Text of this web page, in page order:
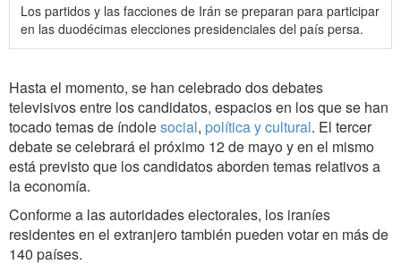
Los partidos y las facciones de Irán se preparan para participar
en las duodécimas elecciones presidenciales del país persa.
Hasta el momento, se han celebrado dos debates
televisivos entre los candidatos, espacios en los que se han
tocado temas de índolesocial, política y cultural. El tercer
debate se celebrará el próximo 12 de mayo y en el mismo
está previsto que los candidatos aborden temas relativos a
la economía.
Conforme a las autoridades electorales, los iraníes
residentes en el extranjero también pueden votar en más de
140 países.